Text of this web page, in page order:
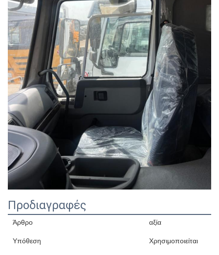
Προδιαγραφές
Άρθρο αξία
Υπόθεση Χρησιμοποιείται